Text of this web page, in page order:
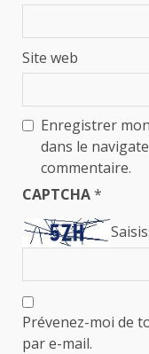
Site web
Enregistrer
dans le
commentaire.
CAPTCHA*
Prévenez-moi de
par e-mail.